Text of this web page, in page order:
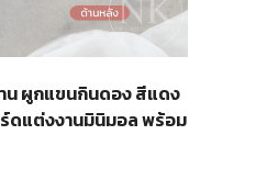
น ผูกแขนกินดอง สีแดง
ร์ดแต่งงานมินิมอล พร้อม